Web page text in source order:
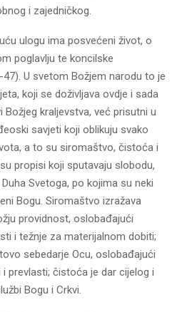
i zajedničkog.
ulogu ima posvećeni život, o
poglavlju te koncilske
U svetom Božjem narodu to je
koji se doživljava ovdje i sada
Božjeg kraljevstva, već prisutni u
savjeti koji oblikuju svako
a to su siromaštvo, čistoća i
propisi koji sputavaju slobodu,
Svetoga, po kojima su neki
Bogu. Siromaštvo izražava
providnost, oslobađajući
i težnje za materijalnom dobiti;
sebedarje Ocu, oslobađajući
prevlasti; čistoća je dar cijelog i
Bogu i Crkvi.